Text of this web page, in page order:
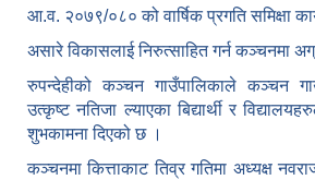
आ.व. २०७९/०८० को वार्षिक प्रगति समिक्षा
असारे विकासलाई निरुत्साहित गर्न कञ्चनमा
रुपन्देहीको कञ्चन गाउँपालिकाले कञ्चन
उत्कृष्ट नतिजा ल्याएका बिद्यार्थी र
शुभकामना दिएको छ ।
कञ्चनमा कित्ताकाट तिव्र गतिमा अध्यक्ष